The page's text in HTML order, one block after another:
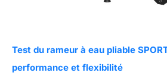
Test du rameur à eau pliable
performance et flexibilité